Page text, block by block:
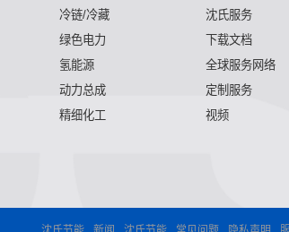
冷链/冷藏
绿色电力
氢能源
动力总成
精细化工
沈氏服务
下载文档
全球服务网络
定制服务
视频